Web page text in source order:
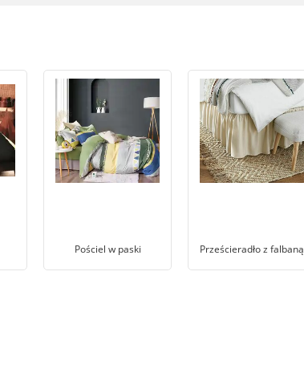
Pościel w paski Prześcieradło z falbaną